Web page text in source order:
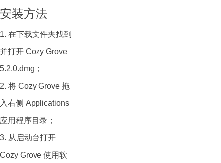
景观由美丽、动态、
手绘的图景构成，当
你帮助需要帮助的幽
灵时，它们将焕发生
机，呈现出迷人的活
力。岛上有数十个令
人难忘的角色和灵魂
等待你去发现和结
识，每个灵魂都有一
安装方法
1. 在下载文件夹找到
并打开 Cozy Grove
5.2.0.dmg；
2. 将 Cozy Grove 拖
入右侧 Applications
应用程序目录；
3. 从启动台打开
Cozy Grove 使用软